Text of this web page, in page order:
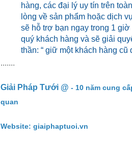
hàng, các đại lý uy tín trên
lòng về sản phẩm hoặc dịch
sẽ hỗ trợ bạn ngay trong 1
quý khách hàng và sẽ giải
thần: “ giữ một khách hàng
.......
Giải Pháp Tưới @ - 10 năm cung
quan
Website: giaiphaptuoi.vn